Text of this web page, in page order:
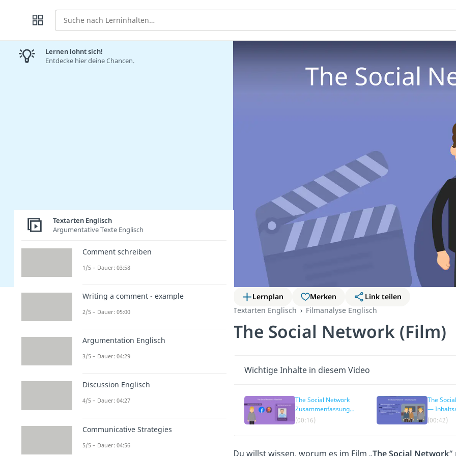
Suche
Lernplan Merken
Link teilen
Textarten Englisch
Filmanalyse Englisch
The Social Network (Film)
Wichtige Inhalte in diesem Video
The Social Network
Zusammenfassung
— Übersicht
(00:16)
The
—
(00:42)
Du willst wissen, worum es im Film „The Social Network“
Lernen lohnt sich!
Entdecke hier deine Chancen.
Textarten Englisch
Argumentative Texte Englisch
Comment schreiben
1/5 – Dauer: 03:58
Writing a comment - example
2/5 – Dauer: 05:00
Argumentation Englisch
3/5 – Dauer: 04:29
Discussion Englisch
4/5 – Dauer: 04:27
Communicative Strategies
5/5 – Dauer: 04:56